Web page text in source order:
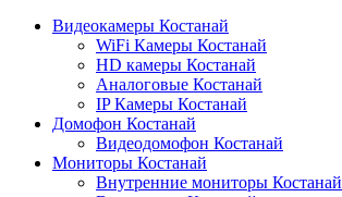
Видеокамеры Костанай
WiFi Камеры Костанай
HD камеры Костанай
Аналоговые Костанай
IP Камеры Костанай
Домофон Костанай
Видеодомофон Костанай
Мониторы Костанай
Внутренние мониторы Костанай